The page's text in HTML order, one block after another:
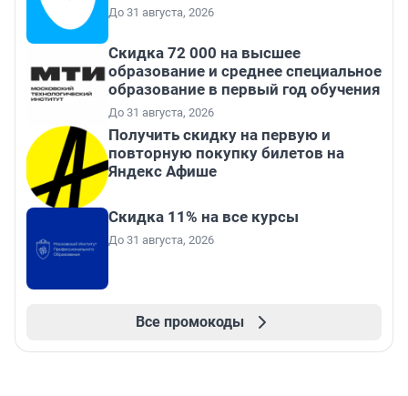
До 31 августа, 2026
Скидка 72 000 на высшее
образование и среднее специальное
образование в первый год обучения
До 31 августа, 2026
Получить скидку на первую и
повторную покупку билетов на
Яндекс Афише
Скидка 11% на все курсы
До 31 августа, 2026
Все промокоды